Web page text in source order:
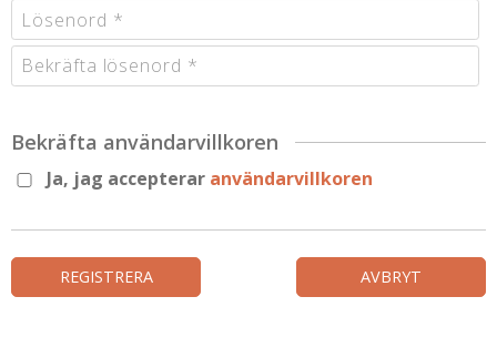
Bekräfta användarvillkoren
Ja, jag accepterar användarvillkoren
REGISTRERA AVBRYT